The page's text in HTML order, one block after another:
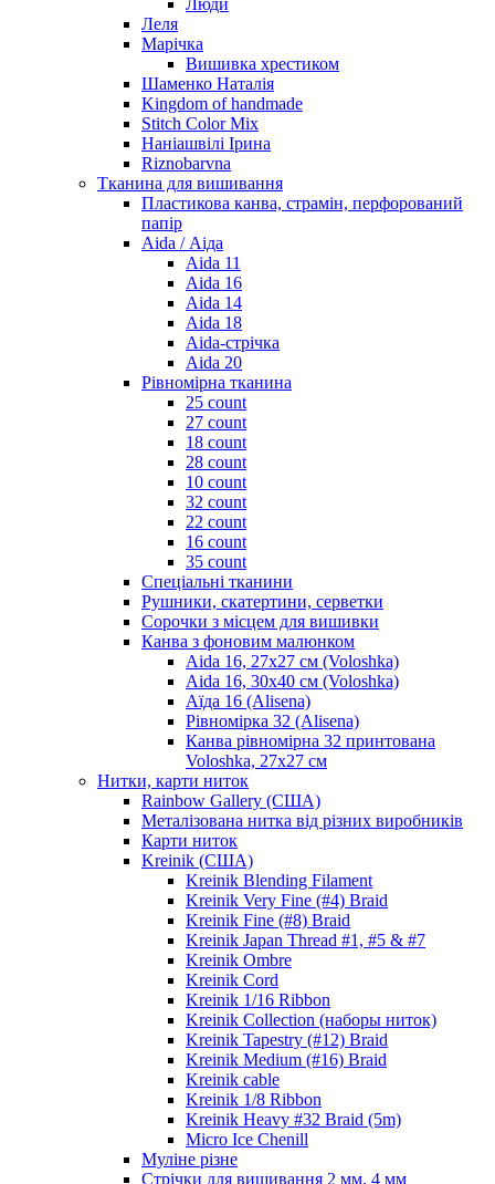
Леля
Марічка
Вишивка хрестиком
Шаменко Наталія
Kingdom of handmade
Stitch Color Mix
Наніашвілі Ірина
Riznobarvna
Тканина для вишивання
Пластикова канва, страмін, перфорований
папір
Aida / Аіда
Aida 11
Aida 16
Aida 14
Aida 18
Aida-стрічка
Aida 20
Рівномірна тканина
25 count
27 count
18 count
28 count
10 count
32 count
22 count
16 count
35 count
Спеціальні тканини
Рушники, скатертини, серветки
Сорочки з місцем для вишивки
Канва з фоновим малюнком
Aida 16, 27х27 см (Voloshka)
Aida 16, 30х40 см (Voloshka)
Аїда 16 (Alisena)
Рівномірка 32 (Alisena)
Канва рівномірна 32 принтована
Voloshka, 27х27 см
Нитки, карти ниток
Rainbow Gallery (США)
Металізована нитка від різних виробників
Карти ниток
Kreinik (США)
Kreinik Blending Filament
Kreinik Very Fine (#4) Braid
Kreinik Fine (#8) Braid
Kreinik Japan Thread #1, #5 & #7
Kreinik Ombre
Kreinik Cord
Kreinik 1/16 Ribbon
Kreinik Collection (наборы ниток)
Kreinik Tapestry (#12) Braid
Kreinik Medium (#16) Braid
Kreinik cable
Kreinik 1/8 Ribbon
Kreinik Heavy #32 Braid (5m)
Micro Ice Chenill
Муліне різне
Стрічки для вишивання 2 мм, 4 мм